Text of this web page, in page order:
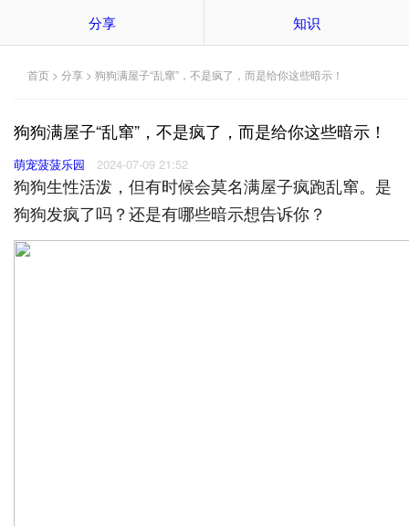
分享 知识
首页 > 分享 > 狗狗满屋子“乱窜”，不是疯了，而是给你这些暗示！
狗狗满屋子“乱窜”，不是疯了，而是给你这些暗示！
萌宠菠菠乐园 2024-07-09 21:52
狗狗生性活泼，但有时候会莫名满屋子疯跑乱窜。是
狗狗发疯了吗？还是有哪些暗示想告诉你？